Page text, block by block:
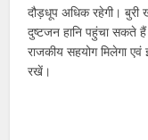
दौड़धूप अधिक रहेगी।
दुष्टजन हानि पहुंचा सकते
राजकीय सहयोग मिलेगा
रखें।